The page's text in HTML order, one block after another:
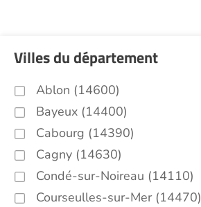
Villes du département
Ablon (14600)
Bayeux (14400)
Cabourg (14390)
Cagny (14630)
Condé-sur-Noireau (14110)
Courseulles-sur-Mer (14470)